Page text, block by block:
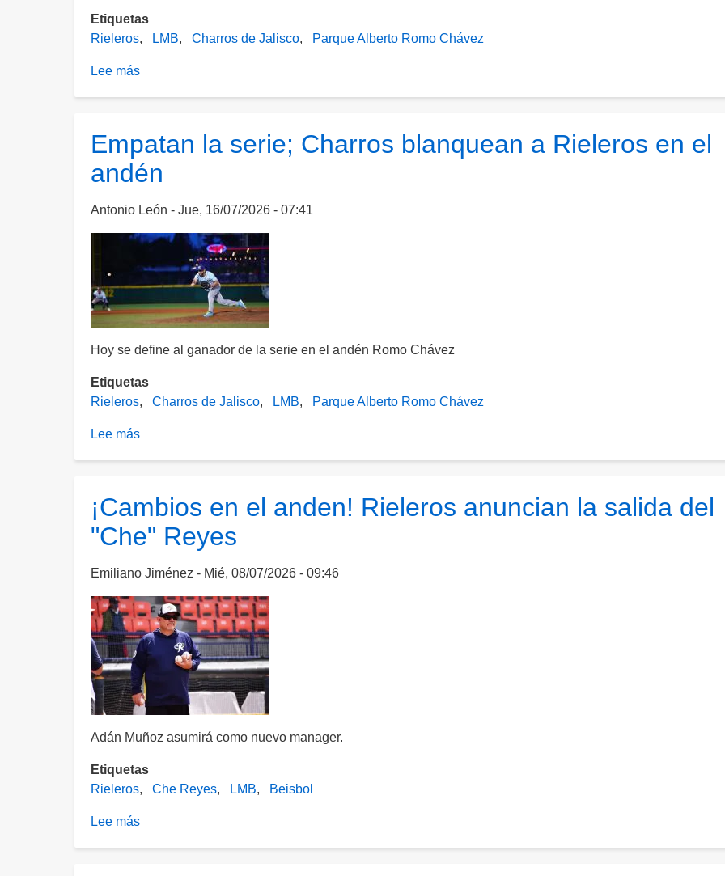
Etiquetas
Rieleros
LMB Charros de Jalisco Parque Alberto Romo Chávez
Lee más
serie;
Rieleros
a
en
el
andén
Romo
Chávez
Empatan la serie; Charros blanquean a Rieleros en el
andén
Antonio León Jue, 16/07/2026 - 07:41
Hoy se define al ganador de la serie en el andén Romo Chávez
Etiquetas
Rieleros
Charros de Jalisco LMB Parque Alberto Romo Chávez
Lee más
Charros
blanquean
Rieleros
el
andén
¡Cambios en el anden! Rieleros anuncian la salida del
"Che" Reyes
Emiliano Jiménez Mié, 08/07/2026 - 09:46
Adán Muñoz asumirá como nuevo manager.
Etiquetas
Rieleros
Che Reyes LMB Beisbol
Lee más